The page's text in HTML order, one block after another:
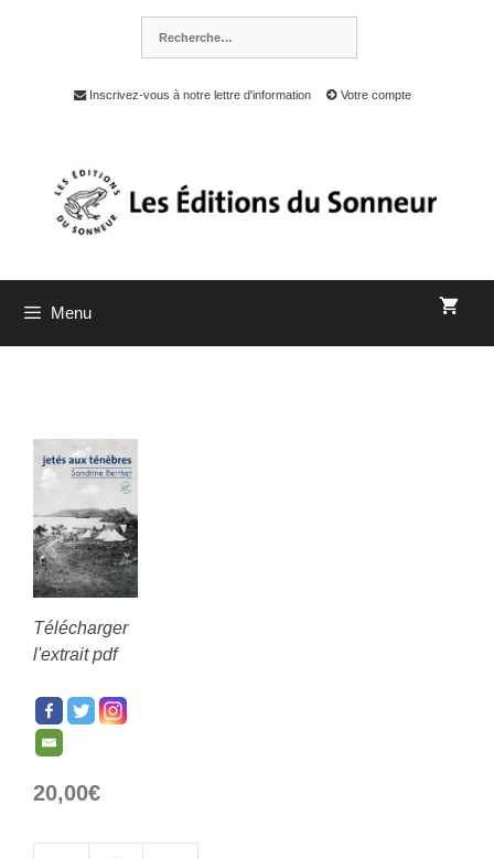
Inscrivez-vous à notre lettre d'information Votre compte
Menu
Télécharger
l'extrait pdf
20,00€